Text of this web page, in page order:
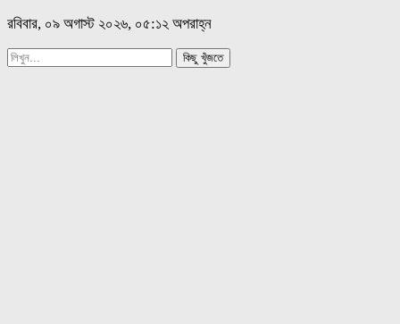
রবিবার, ০৯ অগাস্ট ২০২৬, ০৫:১২ অপরাহ্ন
কিছু খুঁজতে